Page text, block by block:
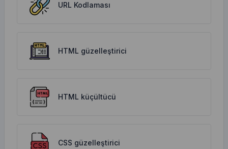
URL Kodlaması
HTML güzelleştirici
HTML küçültücü
CSS güzelleştirici